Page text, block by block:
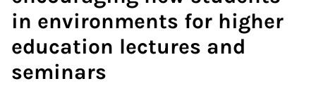
in environments for higher
education lectures and
seminars